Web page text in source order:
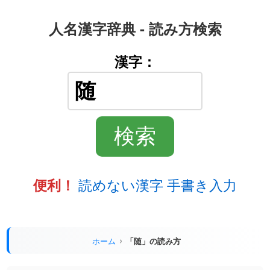
人名漢字辞典 - 読み方検索
漢字：
便利！ 読めない漢字 手書き入力
ホーム 「随」の読み方